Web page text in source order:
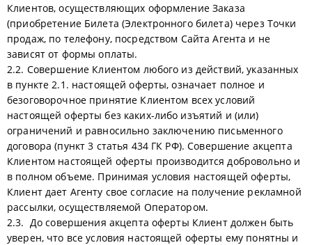
Клиентов, осуществляющих оформление Заказа
(приобретение Билета (Электронного билета) через Точки
продаж, по телефону, посредством Сайта Агента и не
зависят от формы оплаты.
2.2. Совершение Клиентом любого из действий, указанных
в пункте 2.1. настоящей оферты, означает полное и
безоговорочное принятие Клиентом всех условий
настоящей оферты без каких-либо изъятий и (или)
ограничений и равносильно заключению письменного
договора (пункт 3 статья 434 ГК РФ). Совершение акцепта
Клиентом настоящей оферты производится добровольно и
в полном объеме. Принимая условия настоящей оферты,
Клиент дает Агенту свое согласие на получение рекламной
рассылки, осуществляемой Оператором.
2.3. До совершения акцепта оферты Клиент должен быть
уверен, что все условия настоящей оферты ему понятны и